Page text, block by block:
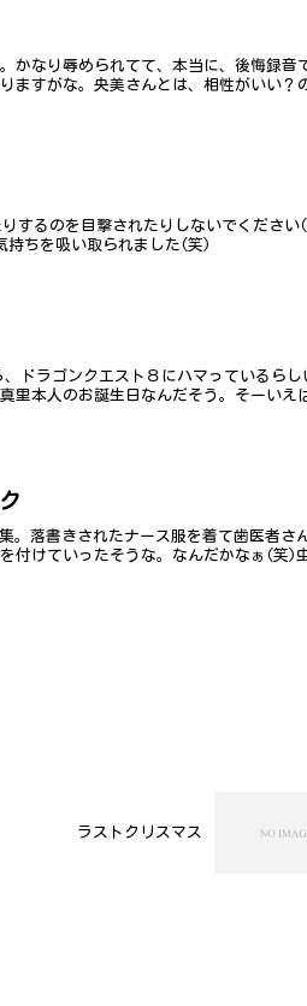
かなり辱められてて、本当に、後悔録音
ますがな。央美さんとは、相性がいい？
るのを目撃されたりしないでください(
持ちを吸い取られました(笑)
ドラゴンクエスト８にハマっているらし
里本人のお誕生日なんだそう。そーいえ
。落書きされたナース服を着て歯医者さ
付けていったそうな。なんだかなぁ(笑)
ラストクリスマス